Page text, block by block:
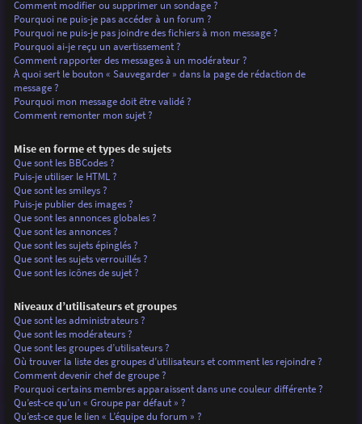
Comment modifier ou supprimer un sondage ?
Pourquoi ne puis-je pas accéder à un forum ?
Pourquoi ne puis-je pas joindre des fichiers à mon message ?
Pourquoi ai-je reçu un avertissement ?
Comment rapporter des messages à un modérateur ?
À quoi sert le bouton « Sauvegarder » dans la page de rédaction de
message ?
Pourquoi mon message doit être validé ?
Comment remonter mon sujet ?
Mise en forme et types de sujets
Que sont les BBCodes ?
Puis-je utiliser le HTML ?
Que sont les smileys ?
Puis-je publier des images ?
Que sont les annonces globales ?
Que sont les annonces ?
Que sont les sujets épinglés ?
Que sont les sujets verrouillés ?
Que sont les icônes de sujet ?
Niveaux d’utilisateurs et groupes
Que sont les administrateurs ?
Que sont les modérateurs ?
Que sont les groupes d’utilisateurs ?
Où trouver la liste des groupes d’utilisateurs et comment les rejoindre ?
Comment devenir chef de groupe ?
Pourquoi certains membres apparaissent dans une couleur différente ?
Qu’est-ce qu’un « Groupe par défaut » ?
Qu’est-ce que le lien « L’équipe du forum » ?